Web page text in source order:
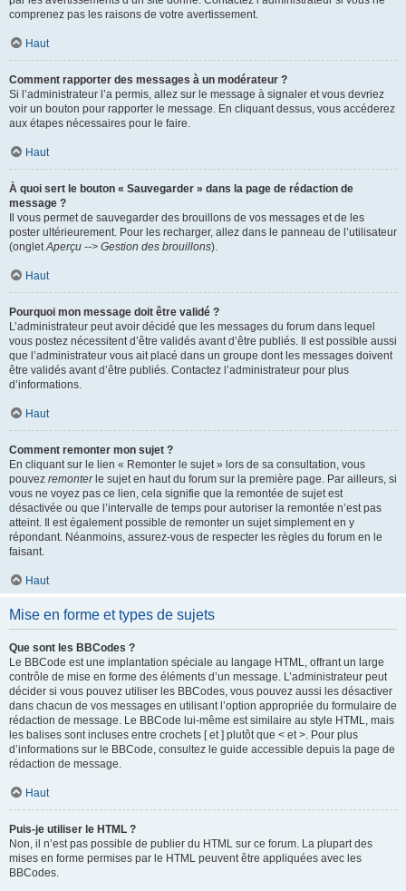
comprenez pas les raisons de votre avertissement.
Haut
Comment rapporter des messages à un modérateur ?
Si l’administrateur l’a permis, allez sur le message à signaler et vous devriez
voir un bouton pour rapporter le message. En cliquant dessus, vous accéderez
aux étapes nécessaires pour le faire.
Haut
À quoi sert le bouton « Sauvegarder » dans la page de rédaction de
message ?
Il vous permet de sauvegarder des brouillons de vos messages et de les
poster ultérieurement. Pour les recharger, allez dans le panneau de l’utilisateur
(ongletAperçu --> Gestion des brouillons).
Haut
Pourquoi mon message doit être validé ?
L’administrateur peut avoir décidé que les messages du forum dans lequel
vous postez nécessitent d’être validés avant d’être publiés. Il est possible aussi
que l’administrateur vous ait placé dans un groupe dont les messages doivent
être validés avant d’être publiés. Contactez l’administrateur pour plus
d’informations.
Haut
Comment remonter mon sujet ?
En cliquant sur le lien « Remonter le sujet » lors de sa consultation, vous
pouvez remonterle sujet en haut du forum sur la première page. Par ailleurs, si
vous ne voyez pas ce lien, cela signifie que la remontée de sujet est
désactivée ou que l’intervalle de temps pour autoriser la remontée n’est pas
atteint. Il est également possible de remonter un sujet simplement en y
répondant. Néanmoins, assurez-vous de respecter les règles du forum en le
faisant.
Haut
Mise en forme et types de sujets
Que sont les BBCodes ?
Le BBCode est une implantation spéciale au langage HTML, offrant un large
contrôle de mise en forme des éléments d’un message. L’administrateur peut
décider si vous pouvez utiliser les BBCodes, vous pouvez aussi les désactiver
dans chacun de vos messages en utilisant l’option appropriée du formulaire de
rédaction de message. Le BBCode lui-même est similaire au style HTML, mais
les balises sont incluses entre crochets [ et ] plutôt que < et >. Pour plus
d’informations sur le BBCode, consultez le guide accessible depuis la page de
rédaction de message.
Haut
Puis-je utiliser le HTML ?
Non, il n’est pas possible de publier du HTML sur ce forum. La plupart des
mises en forme permises par le HTML peuvent être appliquées avec les
BBCodes.